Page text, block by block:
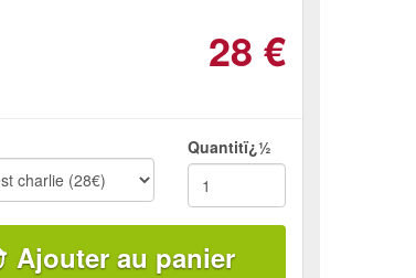
28 €
Quantitï¿½
Ajouter au panier